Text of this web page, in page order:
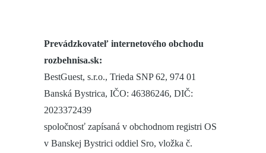
Prevádzkovateľ internetového obchodu
rozbehnisa.sk:
BestGuest, s.r.o., Trieda SNP 62, 974 01
Banská Bystrica, IČO: 46386246, DIČ:
2023372439
spoločnosť zapísaná v obchodnom registri OS
v Banskej Bystrici oddiel Sro, vložka č.